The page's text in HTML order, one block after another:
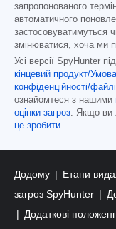
запропонованого
автоматичного
застосовуватимуться
змінюватися, хоча ми
Усі версії SpyHunter
кінцевий продукт/
конфіденційності/
ознайомтеся з нашими
оцінки загроз . Якщо ви
це зробити
Додому Етапи
загроз SpyHunter
Додаткові